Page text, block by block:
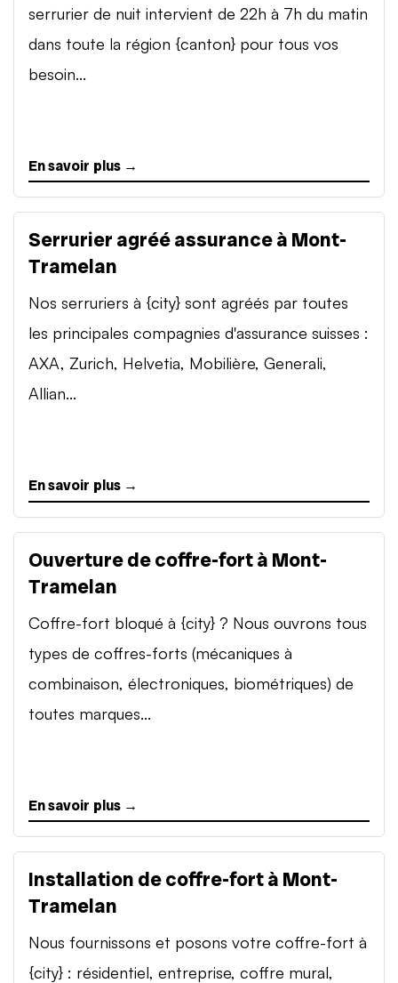
serrurier de nuit intervient de 22h à 7h du matin
dans toute la région {canton} pour tous vos
besoin...
En savoir plus →
Serrurier agréé assurance à Mont-
Tramelan
Nos serruriers à {city} sont agréés par toutes
les principales compagnies d'assurance suisses :
AXA, Zurich, Helvetia, Mobilière, Generali,
Allian...
En savoir plus →
Ouverture de coffre-fort à Mont-
Tramelan
Coffre-fort bloqué à {city} ? Nous ouvrons tous
types de coffres-forts (mécaniques à
combinaison, électroniques, biométriques) de
toutes marques...
En savoir plus →
Installation de coffre-fort à Mont-
Tramelan
Nous fournissons et posons votre coffre-fort à
{city} : résidentiel, entreprise, coffre mural,